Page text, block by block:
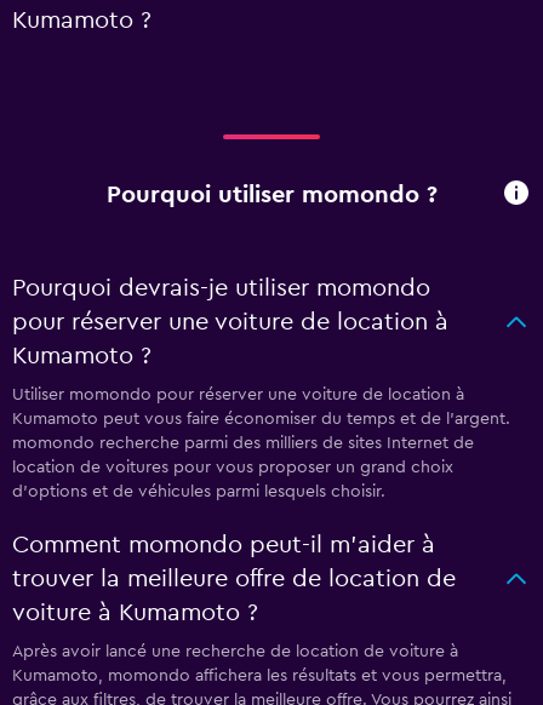
Kumamoto ?
Pourquoi utiliser momondo ?
Pourquoi devrais-je utiliser momondo
pour réserver une voiture de location à
Kumamoto ?
Utiliser momondo pour réserver une voiture de location à
Kumamoto peut vous faire économiser du temps et de l'argent.
momondo recherche parmi des milliers de sites Internet de
location de voitures pour vous proposer un grand choix
d'options et de véhicules parmi lesquels choisir.
Comment momondo peut-il m’aider à
trouver la meilleure offre de location de
voiture à Kumamoto ?
Après avoir lancé une recherche de location de voiture à
Kumamoto, momondo affichera les résultats et vous permettra,
grâce aux filtres, de trouver la meilleure offre. Vous pourrez ainsi